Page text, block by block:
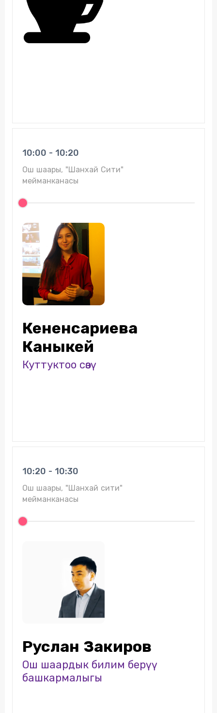
10:00 - 10:20
Ош шаары, "Шанхай Сити"
мейманканасы
Кененсариева
Каныкей
Куттуктоо сөзү
10:20 - 10:30
Ош шаары, "Шанхай сити"
мейманканасы
Руслан Закиров
Ош шаардык билим берүү
башкармалыгы